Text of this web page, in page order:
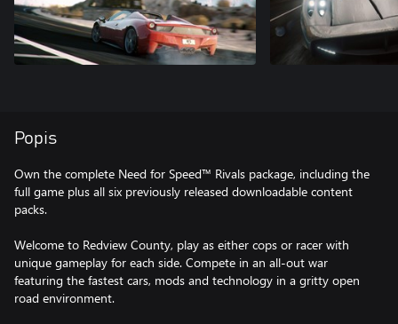
Popis
Own the complete Need for Speed™ Rivals package, including the
full game plus all six previously released downloadable content
packs.
Welcome to Redview County, play as either cops or racer with
unique gameplay for each side. Compete in an all-out war
featuring the fastest cars, mods and technology in a gritty open
road environment.